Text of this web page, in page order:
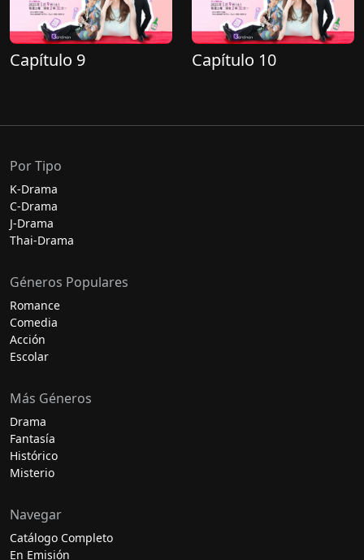
Capítulo 9 Capítulo 10
Por Tipo
K-Drama
C-Drama
J-Drama
Thai-Drama
Géneros Populares
Romance
Comedia
Acción
Escolar
Más Géneros
Drama
Fantasía
Histórico
Misterio
Navegar
Catálogo Completo
En Emisión